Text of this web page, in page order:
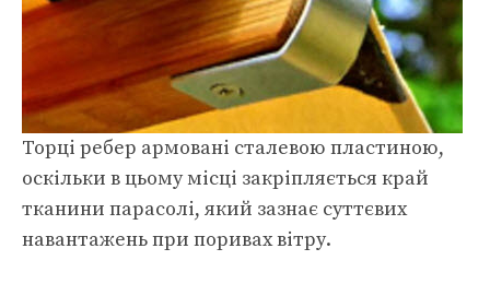
Торці ребер армовані сталевою пластиною,
оскільки в цьому місці закріпляється край
тканини парасолі, який зазнає суттєвих
навантажень при поривах вітру.